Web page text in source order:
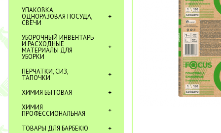
УПАКОВКА,
ОДНОРАЗОВАЯ ПОСУДА,
СВЕЧИ
УБОРОЧНЫЙ ИНВЕНТАРЬ
И РАСХОДНЫЕ
МАТЕРИАЛЫ ДЛЯ
УБОРКИ
ПЕРЧАТКИ, СИЗ,
ТАПОЧКИ
ХИМИЯ БЫТОВАЯ
ХИМИЯ
ПРОФЕССИОНАЛЬНАЯ
ТОВАРЫ ДЛЯ БАРБЕКЮ